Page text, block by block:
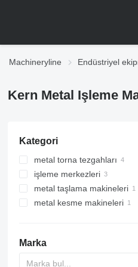
Machineryline Endüstriyel
Kern Metal Işleme
Kategori
metal torna tezgahları
işleme merkezleri
metal taşlama makineleri
yüzey taşlama makineleri
metal kesme makineleri
Marka